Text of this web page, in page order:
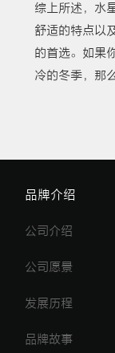
综上所述，水
舒适的特点以
的首选。如果
冷的冬季，那
品牌介绍
公司介绍
公司愿景
发展历程
品牌故事